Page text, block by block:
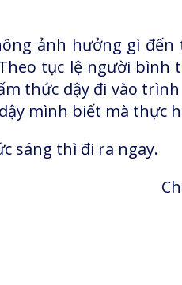
ảnh hưởng gì
tục lệ người
thức dậy đi vào
mình biết mà thực
sáng thì đi ra ngay.